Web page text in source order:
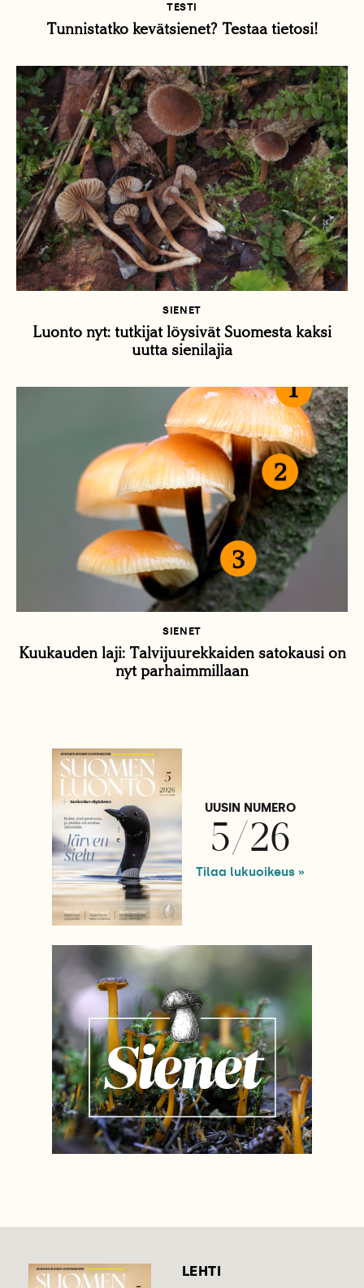
TESTI
Tunnistatko kevätsienet? Testaa tietosi!
SIENET
Luonto nyt: tutkijat löysivät Suomesta kaksi
uutta sienilajia
SIENET
Kuukauden laji: Talvijuurekkaiden satokausi on
nyt parhaimmillaan
UUSIN NUMERO
5/26
Tilaa lukuoikeus »
LEHTI